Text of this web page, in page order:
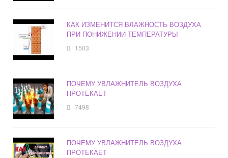
КАК ИЗМЕНИТСЯ ВЛАЖНОСТЬ ВОЗДУХА
ПРИ ПОНИЖЕНИИ ТЕМПЕРАТУРЫ
1503
ПОЧЕМУ УВЛАЖНИТЕЛЬ ВОЗДУХА
ПРОТЕКАЕТ
7498
ПОЧЕМУ УВЛАЖНИТЕЛЬ ВОЗДУХА
ПРОТЕКАЕТ